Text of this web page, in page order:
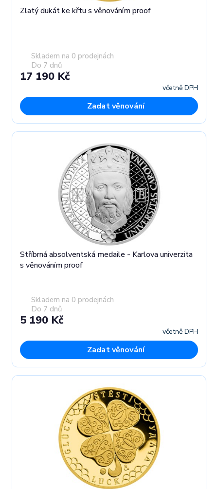
Zlatý dukát ke křtu s věnováním proof
Skladem na 0 prodejnách
Do 7 dnů
17 190 Kč
včetně DPH
Zadat věnování
Stříbrná absolventská medaile - Karlova univerzita
s věnováním proof
Skladem na 0 prodejnách
Do 7 dnů
5 190 Kč
včetně DPH
Zadat věnování